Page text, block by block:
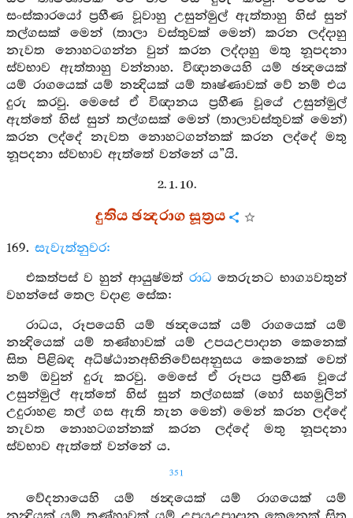
සංස්කාරයෝ ප්‍රහීණ වූවාහු උසුන්මුල් ඇත්තාහු හිස් සුන්
තල්ගසක් මෙන් (තාලා වස්තුවක් මෙන්) කරන ලද්දාහු
නැවත නොහටගන්න වුන් කරන ලද්දාහු මතු නූපදනා
ස්වභාව ඇත්තාහු වන්නාහ. විඥානයෙහි යම් ඡන්‍දයෙක්
යම් රාගයෙක් යම් නන්‍දියක් යම් තෘෂ්ණාවක් වේ නම් එය
දුරු කරවු. මෙසේ ඒ විඥානය ප්‍රහීණ වූයේ උසුන්මුල්
ඇත්තේ හිස් සුන් තල්ගසක් මෙන් (තාලාවස්තුවක් මෙන්)
කරන ලද්දේ නැවත නොහටගන්නක් කරන ලද්දේ මතු
නූපදනා ස්වභාව ඇත්තේ වන්නේ ය”යි.
2. 1. 10.
දුතිය ඡන්‍දරාග සූත්‍රය
169. සැවැත්නුවර:
එකත්පස් ව හුන් ආයුෂ්මත් රාධ තෙරුනට භාග්‍යවතුන්
වහන්සේ තෙල වදාළ සේක:
රාධය, රූපයෙහි යම් ඡන්‍දයෙක් යම් රාගයෙක් යම්
නන්‍දියෙක් යම් තණ්හාවක් යම් උපයඋපාදාන කෙනෙක්
සිත පිළිබඳ අධිෂ්ඨානඅභිනිවේසඅනුසය කෙනෙක් වෙත්
නම් ඔවුන් දුරු කරවු. මෙසේ ඒ රූපය ප්‍රහීණ වූයේ
උසුන්මුල් ඇත්තේ හිස් සුන් තල්ගසක් (හෝ සහමුලින්
උදුරාහළ තල් ගස ඇති තැන මෙන්) මෙන් කරන ලද්දේ
නැවත නොහටගන්නක් කරන ලද්දේ මතු නූපදනා
ස්වභාව ඇත්තේ වන්නේ ය.
351
වේදනායෙහි යම් ඡන්‍දයෙක් යම් රාගයෙක් යම්